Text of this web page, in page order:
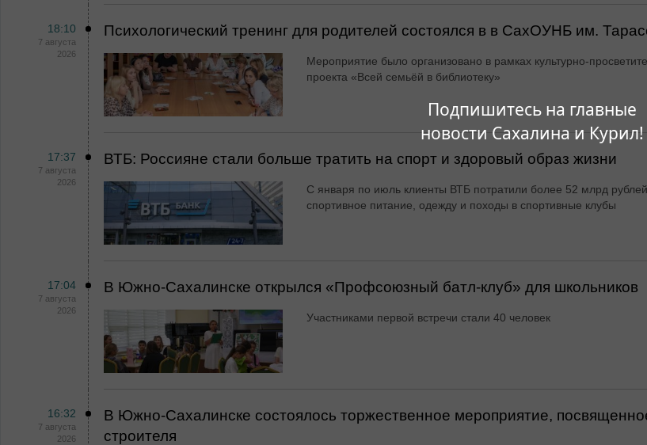
Подпишитесь на главные
новости Сахалина и Курил!
18:10
7 августа
2026
Психологический тренинг для родителей состоялся в в СахОУНБ им.
Мероприятие было организовано в рамках культурно-
проекта «Всей семьёй в библиотеку»
17:37
7 августа
2026
ВТБ: Россияне стали больше тратить на спорт и здоровый образ жизни
С января по июль клиенты ВТБ потратили более 52 млрд
спортивное питание, одежду и походы в спортивные клубы
17:04
7 августа
2026
В Южно-Сахалинске открылся «Профсоюзный батл-клуб» для школьников
Участниками первой встречи стали 40 человек
16:32
7 августа
2026
В Южно-Сахалинске состоялось торжественное мероприятие,
строителя